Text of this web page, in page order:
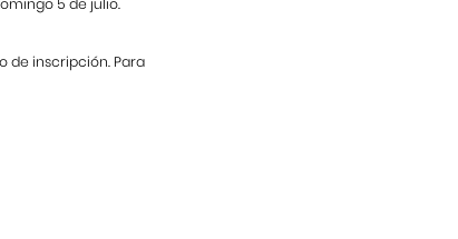
de inscripción. Para